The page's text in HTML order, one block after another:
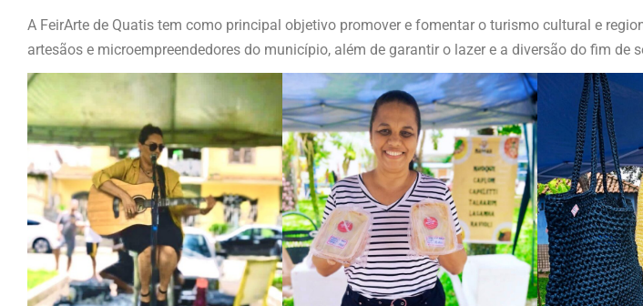
A FeirArte de Quatis tem como principal objetivo promover e fomentar o turismo cultural e
artesãos e microempreendedores do município, além de garantir o lazer e a diversão do fim de